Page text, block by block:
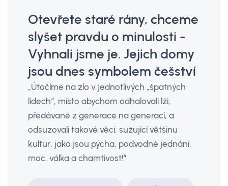
Otevřete staré rány, chceme
slyšet pravdu o minulosti -
Vyhnali jsme je. Jejich domy
jsou dnes symbolem češství
„Útočíme na zlo v jednotlivých „špatných
lidech“, místo abychom odhalovali lži,
předávané z generace na generaci, a
odsuzovali takové věci, sužující většinu
kultur, jako jsou pýcha, podvodné jednání,
moc, válka a chamtivost!“